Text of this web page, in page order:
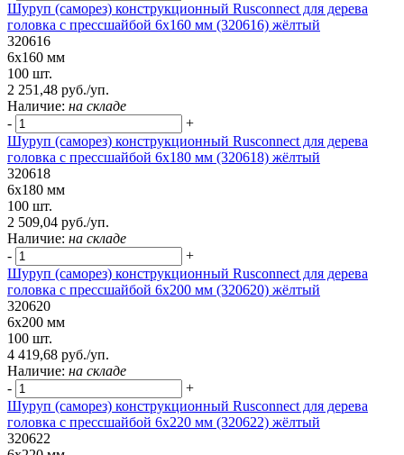
Шуруп (саморез) конструкционный Rusconnect для дерева
головка с прессшайбой 6х160 мм (320616) жёлтый
320616
6х160 мм
100 шт.
2 251,48 руб./уп.
Наличие: на складе
-
+
Шуруп (саморез) конструкционный Rusconnect для дерева
головка с прессшайбой 6х180 мм (320618) жёлтый
320618
6х180 мм
100 шт.
2 509,04 руб./уп.
Наличие: на складе
-
+
Шуруп (саморез) конструкционный Rusconnect для дерева
головка с прессшайбой 6х200 мм (320620) жёлтый
320620
6х200 мм
100 шт.
4 419,68 руб./уп.
Наличие: на складе
-
+
Шуруп (саморез) конструкционный Rusconnect для дерева
головка с прессшайбой 6х220 мм (320622) жёлтый
320622